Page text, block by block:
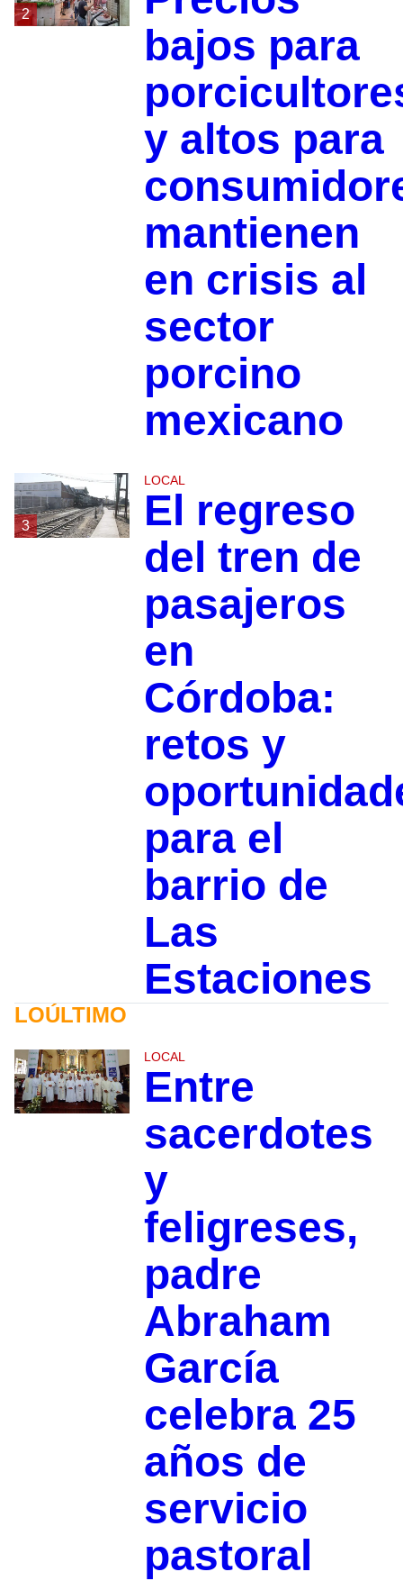
2
bajos para
y altos para
mantienen
en crisis al
sector
porcino
mexicano
3
LOCAL
El regreso
del tren de
pasajeros
en
Córdoba:
retos y
para el
barrio de
Las
Estaciones
LOÚLTIMO
LOCAL
Entre
sacerdotes
y
feligreses,
padre
Abraham
García
celebra 25
años de
servicio
pastoral